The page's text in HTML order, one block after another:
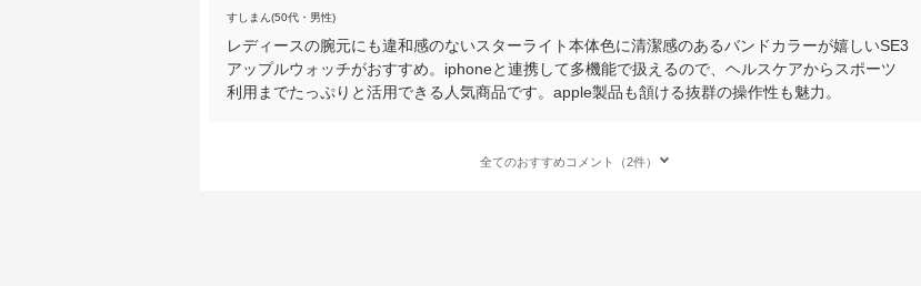
すしまん(50代・男性)
レディースの腕元にも違和感のないスターライト本体色に清潔感のあるバンドカラーが嬉しいSE3
アップルウォッチがおすすめ。iphoneと連携して多機能で扱えるので、ヘルスケアからスポーツ
利用までたっぷりと活用できる人気商品です。apple製品も頷ける抜群の操作性も魅力。
全てのおすすめコメント（2件）